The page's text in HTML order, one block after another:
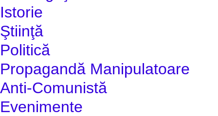
Istorie
Ştiinţă
Politică
Propagandă Manipulatoare
Anti-Comunistă
Evenimente